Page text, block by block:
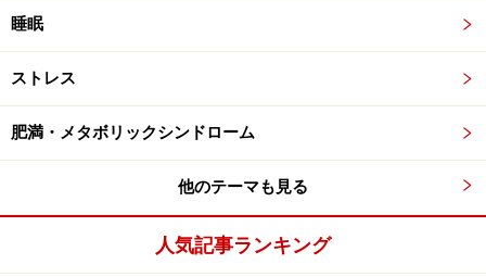
睡眠
ストレス
肥満・メタボリックシンドローム
他のテーマも見る
人気記事ランキング